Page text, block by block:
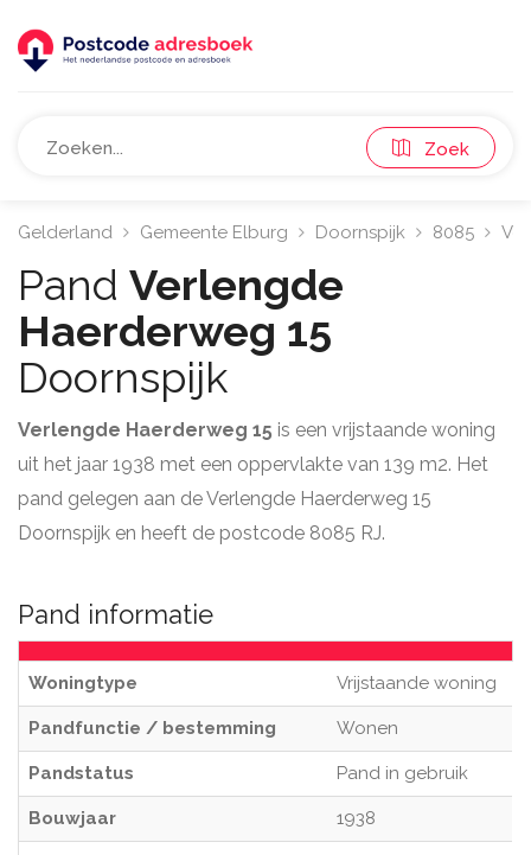
Zoek
Gelderland Gemeente Elburg Doornspijk 8085
Pand Verlengde
Haerderweg 15
Doornspijk
Verlengde Haerderweg 15 is een vrijstaande woning
uit het jaar 1938 met een oppervlakte van 139 m2. Het
pand gelegen aan de Verlengde Haerderweg 15
Doornspijk en heeft de postcode 8085 RJ.
Pand informatie
Woningtype Vrijstaande woning
Pandfunctie / bestemming Wonen
Pandstatus Pand in gebruik
Bouwjaar 1938